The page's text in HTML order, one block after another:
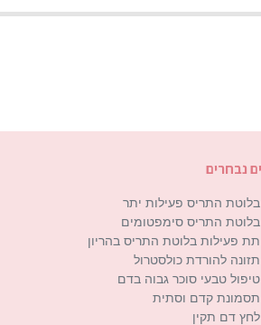
נבחרים
בלוטת התריס פעילות יתר
בלוטת התריס סימפטומים
תת פעילות בלוטת התריס בהריון
תזונה להורדת כולסטרול
טיפול טבעי סוכר גבוה בדם
תסמונת קדם וסתית
לחץ דם תקין